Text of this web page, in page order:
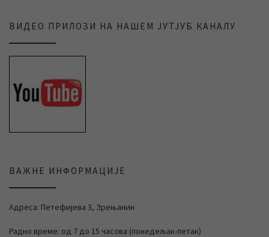
ВИДЕО ПРИЛОЗИ НА НАШЕМ ЈУТЈУБ КАНАЛУ
ВАЖНЕ ИНФОРМАЦИЈЕ
Адреса: Петефијева 3, Зрењанин
Радно време: од 7 до 15 часова (понедељак-петак)